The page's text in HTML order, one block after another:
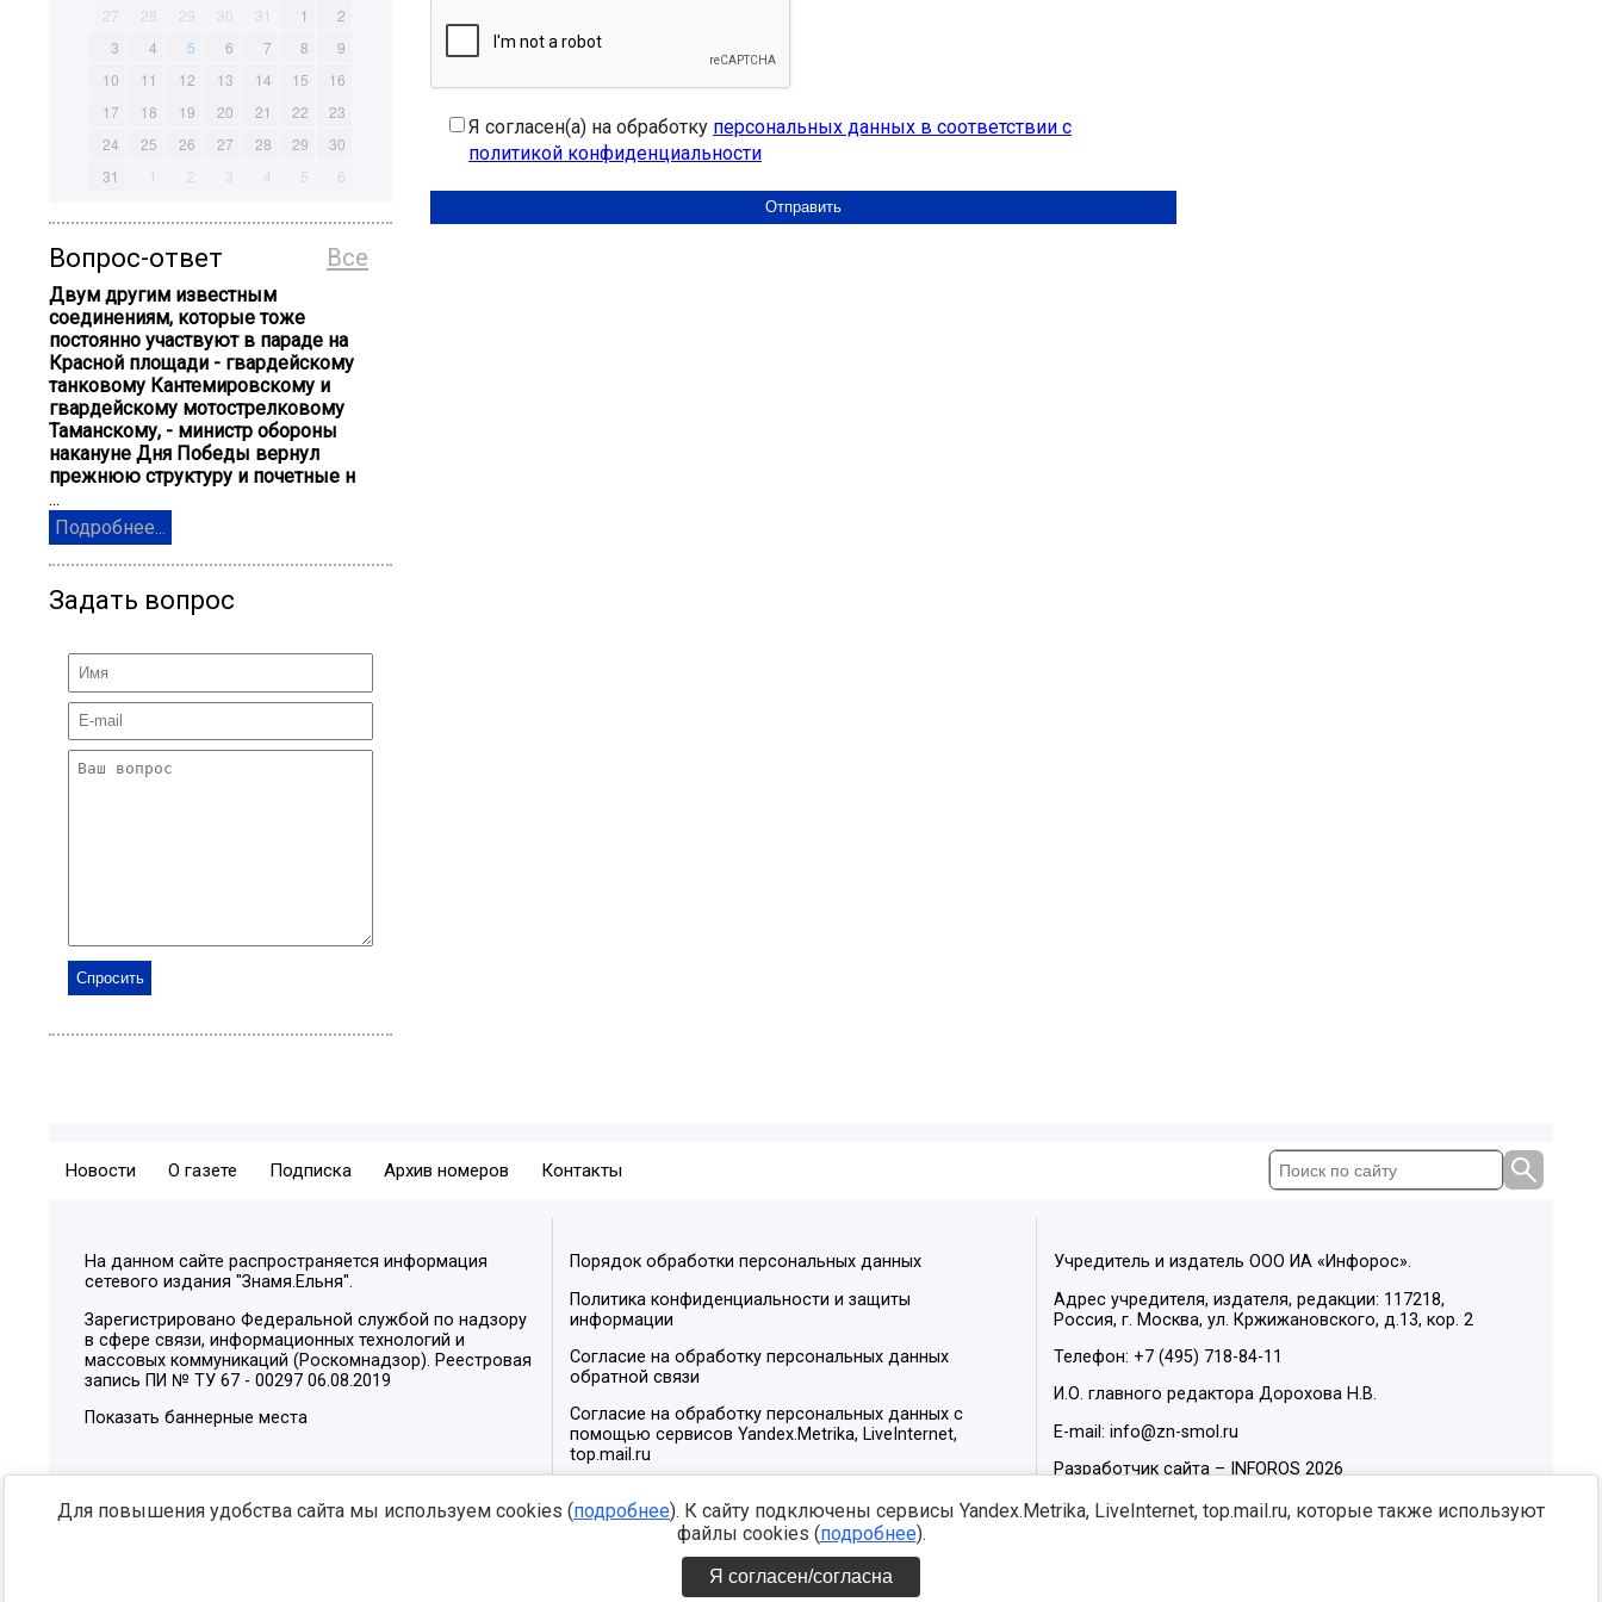
27 28 29 30 31 1
2
3
4 5 6 7 8
9
10
11 12 13 14 15
16
17
18 19 20 21 22
23
24
25 26 27 28 29
30
31
1 2 3 4 5 6
Все
Вопрос-ответ
Двум другим известным
соединениям, которые тоже
постоянно участвуют в параде на
Красной площади - гвардейскому
танковому Кантемировскому и
гвардейскому мотострелковому
Таманскому, - министр обороны
накануне Дня Победы вернул
прежнюю структуру и почетные н
...
Подробнее...
Задать вопрос
Я согласен(а) на обработку персональных данных в соответствии с
политикой конфиденциальности
Новости О газете Подписка Архив номеров Контакты
На данном сайте распространяется информация
сетевого издания "Знамя.Ельня".
Зарегистрировано Федеральной службой по надзору
в сфере связи, информационных технологий и
массовых коммуникаций (Роскомнадзор). Реестровая
запись ПИ № ТУ 67 - 00297 06.08.2019
Показать баннерные места
Порядок обработки персональных данных
Политика конфиденциальности и защиты
информации
Согласие на обработку персональных данных
обратной связи
Согласие на обработку персональных данных с
помощью сервисов Yandex.Metrika, LiveInternet,
top.mail.ru
Учредитель и издатель ООО ИА «Инфорос».
Адрес учредителя, издателя, редакции: 117218,
Россия, г. Москва, ул. Кржижановского, д.13, кор. 2
Телефон: +7 (495) 718-84-11
И.О. главного редактора Дорохова Н.В.
E-mail: info@zn-smol.ru
Разработчик сайта –
INFOROS 2026
Мы в социальных сетях:
Для повышения удобства сайта мы используем cookies (подробнее). К сайту подключены сервисы Yandex.Metrika, LiveInternet, top.mail.ru, которые также используют
файлы cookies (подробнее).
Я согласен/согласна